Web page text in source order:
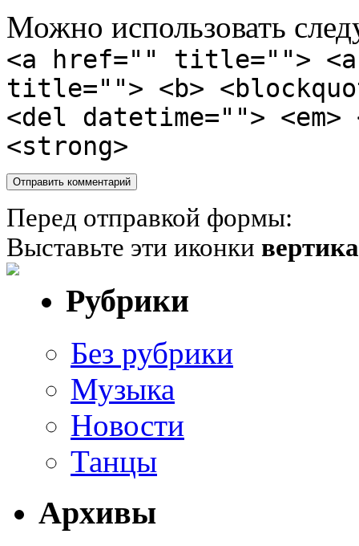
Можно использовать
<a href="" title="">
title=""> <b>
<del datetime="">
<strong>
Перед отправкой формы:
Выставьте эти иконки
Рубрики
Без рубрики
Музыка
Новости
Танцы
Архивы